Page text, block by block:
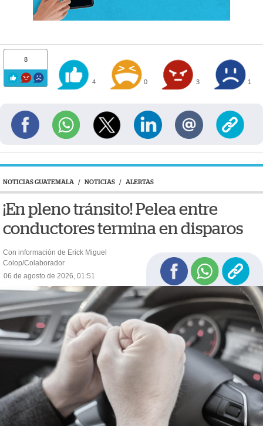
8
4 0 3 1
NOTICIAS GUATEMALA / NOTICIAS / ALERTAS
¡En pleno tránsito! Pelea entre
conductores termina en disparos
Con información de Erick Miguel
Colop/Colaborador
06 de agosto de 2026, 01:51